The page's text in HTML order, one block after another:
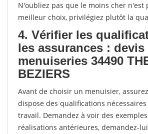
N'oubliez pas que le moins cher n'est
meilleur choix, privilégiez plutôt la
4. Vérifier les
les assurances : devis
menuiseries 34490
BEZIERS
Avant de choisir un menuisier,
dispose des qualifications
travail. Demandez à voir des
réalisations antérieures, demandez-